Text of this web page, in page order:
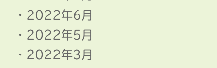
2022年6月
2022年5月
2022年3月